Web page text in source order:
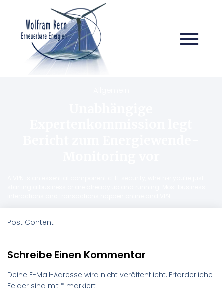
Post Content
Schreibe Einen Kommentar
Deine E-Mail-Adresse wird nicht veröffentlicht. Erforderliche
Felder sind mit * markiert